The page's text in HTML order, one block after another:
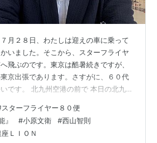
月２８日、わたしは迎えの車に乗って
いました。そこから、スターフライヤ
飛ぶのです。東京は酷暑続きですが、
京出張であります。さすがに、６０代
です。 北九州空港の前で 本日の北九州
の東京出張は、参与を務める一般社団
祭互助協会の理事会、理事長を務める
葬祭文化振興財団の理事会に参加する
スターフライヤー８０便
』 #小原文衛 #西山智則
座ＬＩＯＮ